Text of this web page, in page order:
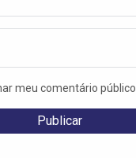
meu comentário público